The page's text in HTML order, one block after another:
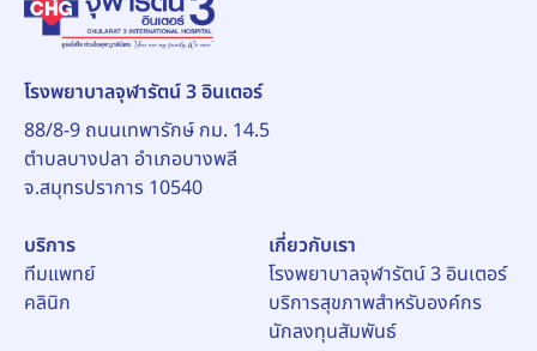
โรงพยาบาลจุฬารัตน์ 3 อินเตอร์
88/8-9 ถนนเทพารักษ์ กม. 14.5
ตำบลบางปลา อำเภอบางพลี
จ.สมุทรปราการ 10540
บริการ
ทีมแพทย์
คลินิก
เกี่ยวกับเรา
โรงพยาบาลจุฬารัตน์ 3 อินเตอร์
บริการสุขภาพสำหรับองค์กร
นักลงทุนสัมพันธ์